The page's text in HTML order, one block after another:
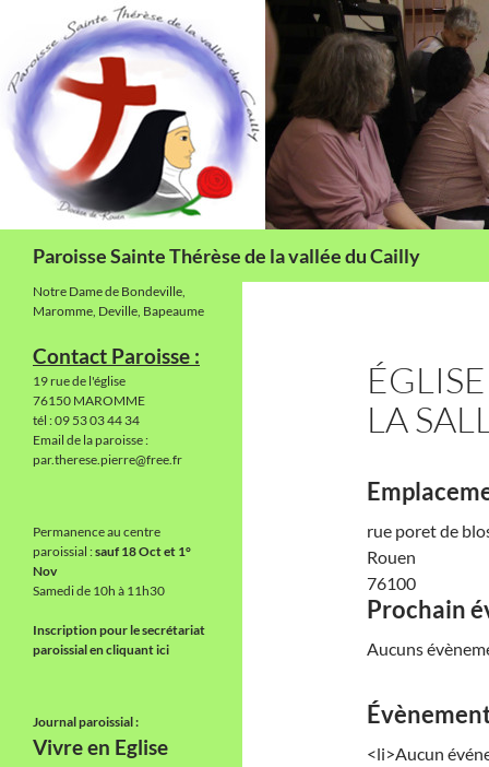
contenu
Paroisse Sainte Thérèse de la vallée du Cailly
LA
rue poret de
Rouen
76100
Prochain
Aucuns
<li>Aucun
Notre Dame de Bondeville,
Maromme, Deville, Bapeaume
Contact Paroisse :
19 rue de l'église
76150 MAROMME
tél : 09 53 03 44 34
Email de la paroisse :
par.therese.pierre@free.fr
Permanence au centre
paroissial :sauf 18 Oct et 1°
Nov
Samedi de 10h à 11h30
Inscription pour le secrétariat
paroissial en cliquant ici
Journal paroissial :
Vivre en Eglise